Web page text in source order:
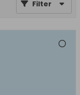
Filter